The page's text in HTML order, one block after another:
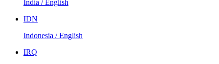
India / English
IDN
Indonesia / English
IRQ